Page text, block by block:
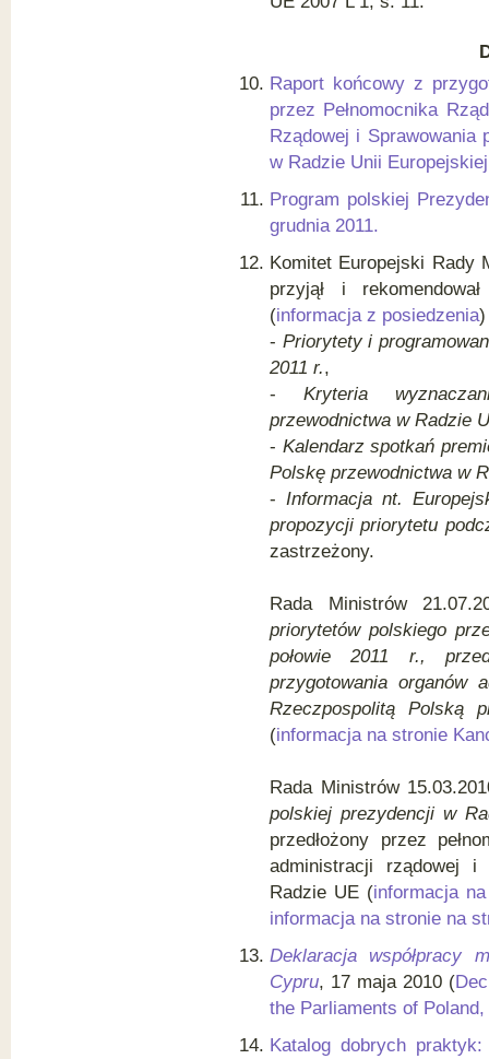
Raport końcowy z
przez Pełnomocnika
Rządowej i Sprawowania
w Radzie Unii Europejskiej
Program polskiej
grudnia 2011.
Komitet Europejski Rady
przyjął i
(informacja z posiedzenia)
- Priorytety i
2011 r.,
- Kryteria
przewodnictwa w Radzie
- Kalendarz spotkań
Polskę przewodnictwa w
- Informacja nt.
propozycji priorytetu
zastrzeżony.
Rada Ministrów
priorytetów polskiego
połowie 2011 r.,
przygotowania organów
Rzeczpospolitą Polską
(informacja na stronie
Rada Ministrów
polskiej prezydencji w
przedłożony przez
administracji rządowej i
Radzie UE (informacja
informacja na stronie na
Deklaracja współpracy
Cypru, 17 maja 2010 (
the Parliaments of
Katalog dobrych